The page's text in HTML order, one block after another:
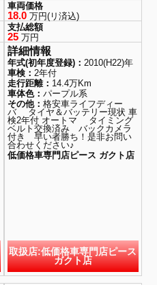
車両価格
18.0万円(リ済込)
支払総額
25万円
詳細情報
年式(初年度登録)： 2010(H22)年
車検： 2年付
走行距離： 14.4万Km
車体色： パープル系
その他： 格安車ライフディー
バ タイヤ＆バッテリー現状 車
検2年付 オートマ タイミング
ベルト交換済み バックカメラ
付き 早い者勝ち！是非お問い
合わせください♪
低価格車専門店ピース ガクト店
取扱店:低価格車専門店ピース
ガクト店